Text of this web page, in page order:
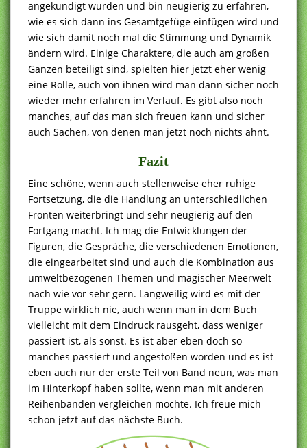
angekündigt wurden und bin neugierig zu erfahren,
wie es sich dann ins Gesamtgefüge einfügen wird und
wie sich damit noch mal die Stimmung und Dynamik
ändern wird. Einige Charaktere, die auch am großen
Ganzen beteiligt sind, spielten hier jetzt eher wenig
eine Rolle, auch von ihnen wird man dann sicher noch
wieder mehr erfahren im Verlauf. Es gibt also noch
manches, auf das man sich freuen kann und sicher
auch Sachen, von denen man jetzt noch nichts ahnt.
Fazit
Eine schöne, wenn auch stellenweise eher ruhige
Fortsetzung, die die Handlung an unterschiedlichen
Fronten weiterbringt und sehr neugierig auf den
Fortgang macht. Ich mag die Entwicklungen der
Figuren, die Gespräche, die verschiedenen Emotionen,
die eingearbeitet sind und auch die Kombination aus
umweltbezogenen Themen und magischer Meerwelt
nach wie vor sehr gern. Langweilig wird es mit der
Truppe wirklich nie, auch wenn man in dem Buch
vielleicht mit dem Eindruck rausgeht, dass weniger
passiert ist, als sonst. Es ist aber eben doch so
manches passiert und angestoßen worden und es ist
eben auch nur der erste Teil von Band neun, was man
im Hinterkopf haben sollte, wenn man mit anderen
Reihenbänden vergleichen möchte. Ich freue mich
schon jetzt auf das nächste Buch.